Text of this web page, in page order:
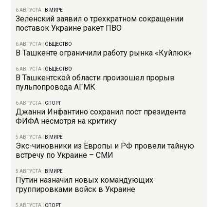
6 АВГУСТА В МИРЕ
Зеленский заявил о трехкратном сокращении
поставок Украине ракет ПВО
6 АВГУСТА ОБЩЕСТВО
В Ташкенте ограничили работу рынка «Куйлюк»
6 АВГУСТА ОБЩЕСТВО
В Ташкентской области произошел прорыв
пульпопровода АГМК
6 АВГУСТА СПОРТ
Джанни Инфантино сохранил пост президента
ФИФА несмотря на критику
5 АВГУСТА В МИРЕ
Экс-чиновники из Европы и РФ провели тайную
встречу по Украине – СМИ
5 АВГУСТА В МИРЕ
Путин назначил новых командующих
группировками войск в Украине
5 АВГУСТА СПОРТ